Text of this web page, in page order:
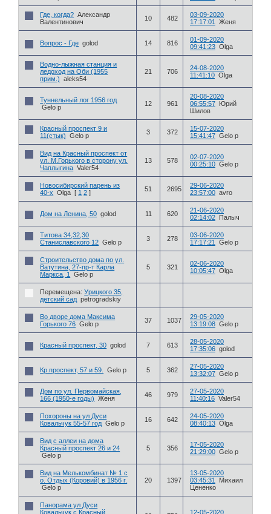
Где, когда? Александр
Валентинович
10 482
03-09-2020
17:17:01
Женя
Вопрос - Где golod 14 816
01-09-2020
09:41:23 Olga
Водно-лыжная станция и
ледоход на Оби (1955
прим.)
aleks54
21 706
24-08-2020
11:41:10 Olga
Туннельный лог 1956 год
Gelo p
12 961
20-08-2020
06:55:57 Юрий
Шилов
Красный проспект 9 и
11(стык)
Gelo p 3 372
15-07-2020
15:41:47 Gelo p
Вид на Красный проспект от
ул. М.Горького в сторону ул.
Чаплыгина Valer54
13 578
02-07-2020
00:25:10 Gelo p
Новосибирский парень из
40-х
Olga [ 1 2 ] 51 2695
29-06-2020
23:57:00 avro
Дом на Ленина, 50 golod 11 620
21-06-2020
02:14:02 Палыч
Титова 34,32,30
Станиславского 12 Gelo p 3 278
03-06-2020
17:17:21
Gelo p
Строительство дома по ул.
Ватутина, 27-пр-т Карла
Маркса, 1
Gelo p
5 321
02-06-2020
10:05:47 Olga
Перемещена: Урицкого 35,
детский сад petrogradskiy
Во дворе дома Максима
Горького 76 Gelo p 37 1037
29-05-2020
13:19:08 Gelo p
Красный проспект, 30 golod 7 613
28-05-2020
17:35:06 golod
Кр.проспект, 57 и 59. Gelo p 5 362
27-05-2020
13:32:07 Gelo p
Дом по ул. Первомайская,
166 (1950-е годы)
Женя 46 979
27-05-2020
11:40:16 Valer54
Похороны на ул Дуси
Ковальчук 55-57 год Gelo p 16 642
24-05-2020
08:40:13 Olga
Вид с аллеи на дома
Красный проспект 26 и 24
Gelo p
5 356
17-05-2020
21:29:00 Gelo p
Вид на Мелькомбинат № 1 с
о. Отдых (Коровий) в 1956 г.
Gelo p
20 1397
13-05-2020
03:45:31
Михаил
Цененко
Панорама ул Дуси
Ковальчук с Красный
12-05-2020